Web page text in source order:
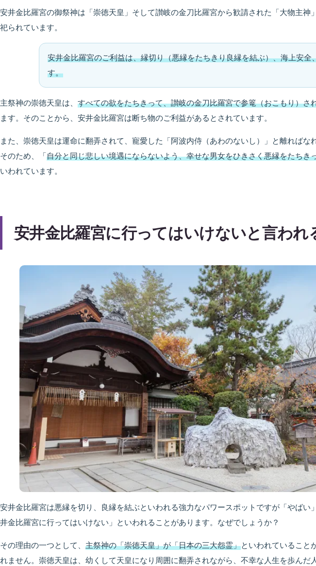
安井金比羅宮の御祭神は「崇徳天皇」そして讃岐の金刀比羅宮から歓請された「大物主神
祀られています。
安井金比羅宮のご利益は、縁切り（悪縁をたちきり良縁を結ぶ）、海上安全
す。
主祭神の崇徳天皇は、 すべての欲をたちきって、讃岐の金刀比羅宮で参篭（おこもり）さ
ます。そのことから、安井金比羅宮は断ち物のご利益があるとされています。
また、崇徳天皇は運命に翻弄されて、寵愛した「阿波内侍（あわのないし）」と離ればな
そのため、「自分と同じ悲しい境遇にならないよう、幸せな男女をひきさく悪縁をたちき
いわれています。
安井金比羅宮に行ってはいけないと言われ
安井金比羅宮は悪縁を切り、良縁を結ぶといわれる強力なパワースポットですが「やばい
井金比羅宮に行ってはいけない」といわれることがあります。なぜでしょうか？
その理由の一つとして、 主祭神の「崇徳天皇」が「日本の三大怨霊」といわれていること
れません。崇徳天皇は、幼くして天皇になり周囲に翻弄されながら、不幸な人生を歩んだ